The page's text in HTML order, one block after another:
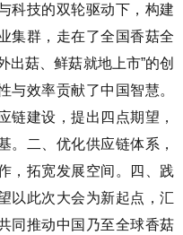
科技的双轮驱动下，构建
集群，走在了全国香菇全
出菇、鲜菇就地上市”的创
与效率贡献了中国智慧。
链建设，提出四点期望，
。二、优化供应链体系，
，拓宽发展空间。四、践
以此次大会为新起点，汇
同推动中国乃至全球香菇